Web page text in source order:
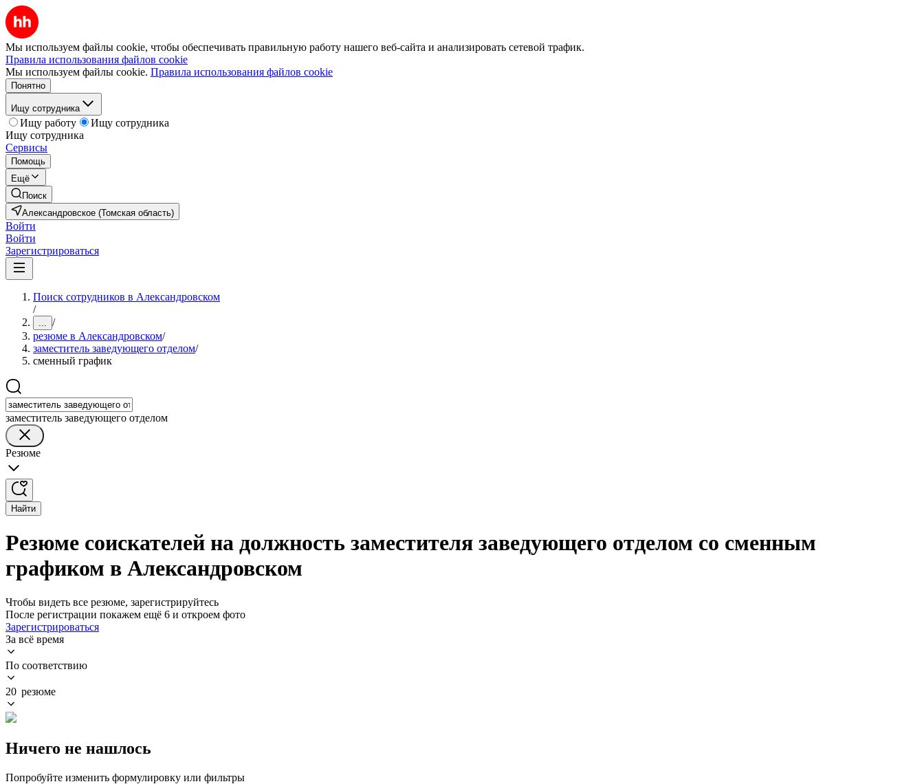
Мы используем файлы cookie, чтобы обеспечивать правильную работу нашего веб-сайта и анализировать сетевой трафик.
Правила использования файлов cookie
Мы используем файлы cookie. Правила использования файлов cookie
Понятно
Ищу сотрудника
Ищу работу
Ищу сотрудника
Ищу сотрудника
Сервисы
Помощь
Ещё
Поиск
Александровское (Томская область)
Войти
Войти
Зарегистрироваться
Поиск сотрудников в Александровском
/
... /
резюме в Александровском/
заместитель заведующего отделом/
сменный график
заместитель заведующего отделом
Резюме
Найти
Резюме соискателей на должность заместителя заведующего отделом со сменным
графиком в Александровском
Чтобы видеть все резюме, зарегистрируйтесь
После регистрации покажем ещё 6 и откроем фото
Зарегистрироваться
За всё время
По соответствию
20 резюме
Ничего не нашлось
Попробуйте изменить формулировку или фильтры